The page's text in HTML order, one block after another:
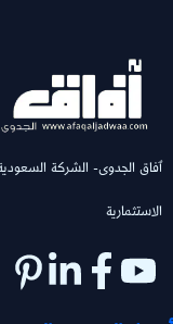
الاستثمارية